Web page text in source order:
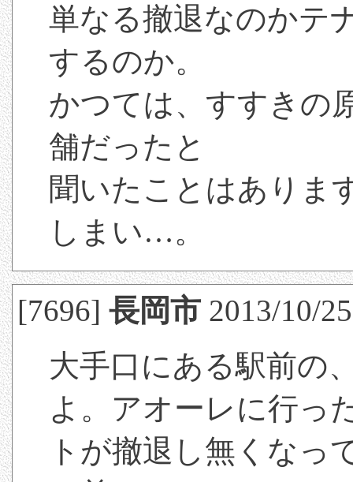
単なる撤退なのかテ
するのか。
かつては、すすきの
舗だったと
聞いたことはありま
しまい…。
[7696]長岡市 2013/10/
大手口にある駅前の
よ。アオーレに行っ
トが撤退し無くなっ